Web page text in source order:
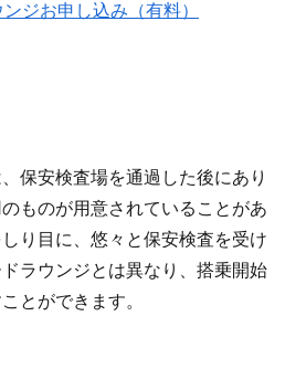
ジお申し込み（有料）
保安検査場を通過した後にあり
ものが用意されていることがあ
り目に、悠々と保安検査を受け
ラウンジとは異なり、搭乗開始
とができます。